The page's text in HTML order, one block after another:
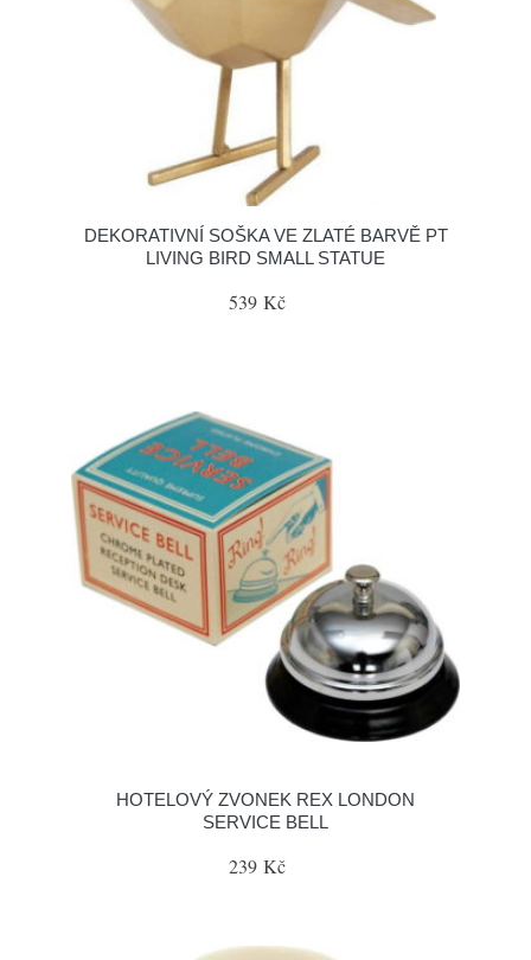
DEKORATIVNÍ SOŠKA VE ZLATÉ BARVĚ PT
LIVING BIRD SMALL STATUE
539 Kč
HOTELOVÝ ZVONEK REX LONDON
SERVICE BELL
239 Kč